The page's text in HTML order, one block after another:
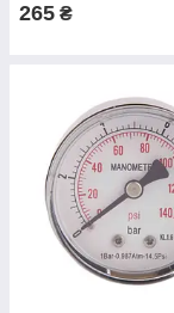
265 ₴